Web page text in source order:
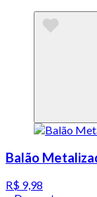
Balão
R$ 9,98